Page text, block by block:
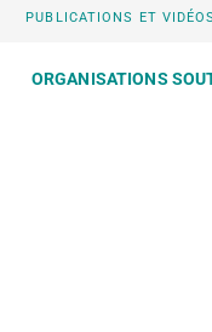
PUBLICATIONS ET VIDÉOS
ORGANISATIONS